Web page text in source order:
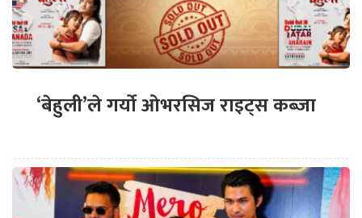
‘बेहुली’ले गर्यो ओभरसिज राइट्स कब्जा